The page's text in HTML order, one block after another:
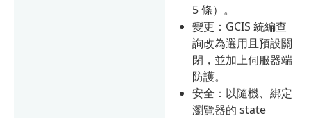
5 條）。
變更：GCIS 統編查
詢改為選用且預設關
閉，並加上伺服器端
防護。
安全：以隨機、綁定
瀏覽器的 state